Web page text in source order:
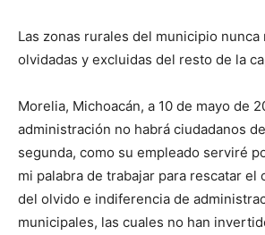
Las zonas rurales del municipio nunca
olvidadas y excluidas del resto de la
Morelia, Michoacán, a 10 de mayo de
administración no habrá ciudadanos
segunda, como su empleado serviré
mi palabra de trabajar para rescatar el
del olvido e indiferencia de
municipales, las cuales no han